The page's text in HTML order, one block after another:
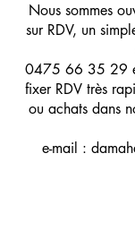
Nous sommes
sur RDV, un
0475 66 35 29
fixer RDV très
ou achats dans
e-mail :